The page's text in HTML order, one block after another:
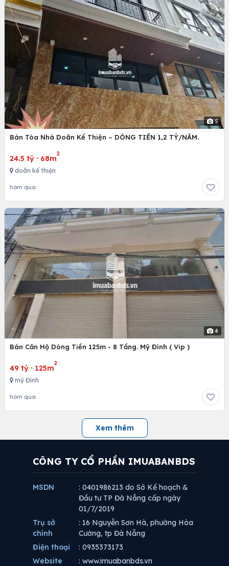
5
Bán Tòa Nhà Doãn Kế Thiện – DÒNG TIỀN 1,2 TỶ/NĂM.
24.5 tỷ · 68m
2
doãn kế thiện
hôm qua
4
Bán Căn Hộ Dòng Tiền 125m - 8 Tầng. Mỹ Đình ( Vip )
49 tỷ · 125m
2
mỹ Đình
hôm qua
Xem thêm
CÔNG TY CỔ PHẦN IMUABANBDS
MSDN
: 0401986213 do Sở Kế hoạch &
Đầu tư TP Đà Nẵng cấp ngày
01/7/2019
Trụ sở
chính
: 16 Nguyễn Sơn Hà, phường Hòa
Cường, tp Đà Nẵng
Điện thoại
: 0935373173
Website
: www.imuabanbds.vn